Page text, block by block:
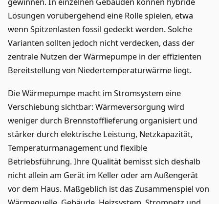
Lösungen vorübergehend eine Rolle spielen, etwa
wenn Spitzenlasten fossil gedeckt werden. Solche
Varianten sollten jedoch nicht verdecken, dass der
zentrale Nutzen der Wärmepumpe in der effizienten
Bereitstellung von Niedertemperaturwärme liegt.
Die Wärmepumpe macht im Stromsystem eine
Verschiebung sichtbar: Wärmeversorgung wird
weniger durch Brennstofflieferung organisiert und
stärker durch elektrische Leistung, Netzkapazität,
Temperaturmanagement und flexible
Betriebsführung. Ihre Qualität bemisst sich deshalb
nicht allein am Gerät im Keller oder am Außengerät
vor dem Haus. Maßgeblich ist das Zusammenspiel von